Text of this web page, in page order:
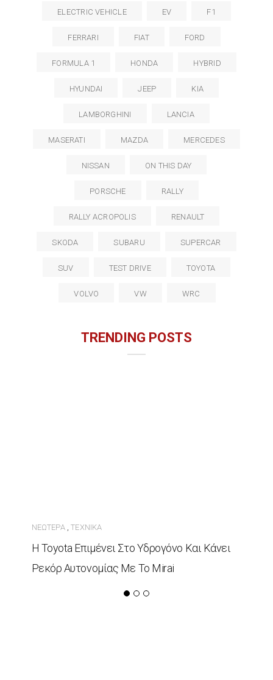
ELECTRIC VEHICLE EV F1
FERRARI FIAT FORD
FORMULA 1 HONDA HYBRID
HYUNDAI JEEP KIA
LAMBORGHINI LANCIA
MASERATI MAZDA MERCEDES
NISSAN ON THIS DAY
PORSCHE RALLY
RALLY ACROPOLIS RENAULT
SKODA SUBARU SUPERCAR
SUV TEST DRIVE TOYOTA
VOLVO VW WRC
TRENDING POSTS
ΝΕΏΤΕΡΑ,ΤΕΧΝΙΚΆ
Η Toyota Επιμένει Στο Υδρογόνο Και Κάνει
Ρεκόρ Αυτονομίας Με Το Mirai